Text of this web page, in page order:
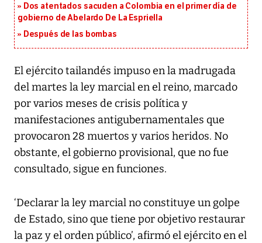
Dos atentados sacuden a Colombia en el primer día de
gobierno de Abelardo De La Espriella
Después de las bombas
El ejército tailandés impuso en la madrugada
del martes la ley marcial en el reino, marcado
por varios meses de crisis política y
manifestaciones antigubernamentales que
provocaron 28 muertos y varios heridos. No
obstante, el gobierno provisional, que no fue
consultado, sigue en funciones.
‘Declarar la ley marcial no constituye un golpe
de Estado, sino que tiene por objetivo restaurar
la paz y el orden público’, afirmó el ejército en el